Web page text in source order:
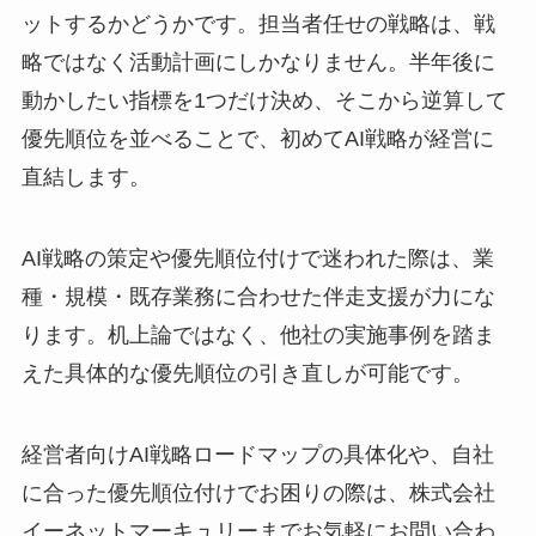
ットするかどうかです。担当者任せの戦略は、戦
略ではなく活動計画にしかなりません。半年後に
動かしたい指標を1つだけ決め、そこから逆算して
優先順位を並べることで、初めてAI戦略が経営に
直結します。
AI戦略の策定や優先順位付けで迷われた際は、業
種・規模・既存業務に合わせた伴走支援が力にな
ります。机上論ではなく、他社の実施事例を踏ま
えた具体的な優先順位の引き直しが可能です。
経営者向けAI戦略ロードマップの具体化や、自社
に合った優先順位付けでお困りの際は、株式会社